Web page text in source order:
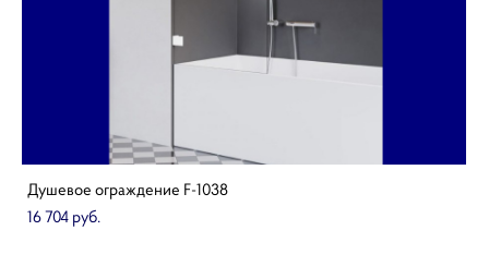
Душевое ограждение F-1038
16 704 pуб.